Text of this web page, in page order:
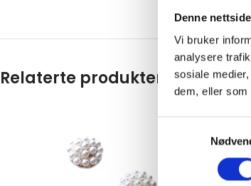
Denne
Vi bruker
analysere
sosiale
dem, eller som
Relaterte produkter